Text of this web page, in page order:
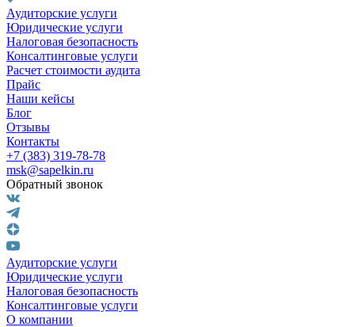
Аудиторские услуги
Юридические услуги
Налоговая безопасность
Консалтинговые услуги
Расчет стоимости аудита
Прайс
Наши кейсы
Блог
Отзывы
Контакты
+7 (383) 319-78-78
msk@sapelkin.ru
Обратный звонок
Аудиторские услуги
Юридические услуги
Налоговая безопасность
Консалтинговые услуги
О компании